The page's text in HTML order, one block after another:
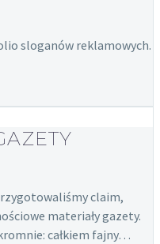
sloganów reklamowych.
claim,
materiały gazety.
całkiem fajny…